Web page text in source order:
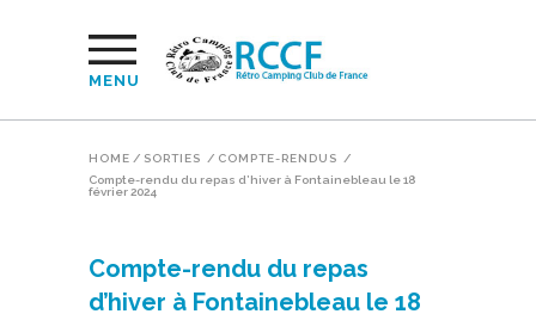
MENU
HOME / SORTIES / COMPTE-RENDUS
/
Compte-rendu du repas d’hiver à Fontainebleau le 18
février 2024
Compte-rendu du repas
d’hiver à Fontainebleau le 18